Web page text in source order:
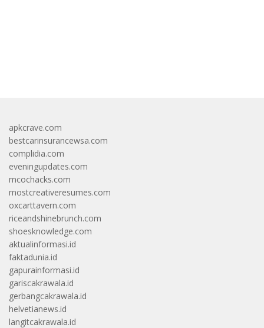
apkcrave.com
bestcarinsurancewsa.com
complidia.com
eveningupdates.com
mcochacks.com
mostcreativeresumes.com
oxcarttavern.com
riceandshinebrunch.com
shoesknowledge.com
aktualinformasi.id
faktadunia.id
gapurainformasi.id
gariscakrawala.id
gerbangcakrawala.id
helvetianews.id
langitcakrawala.id